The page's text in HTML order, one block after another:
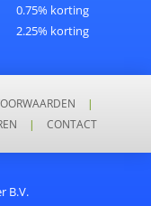
0.75% korting
2.25% korting
|
| CONTACT
B.V.